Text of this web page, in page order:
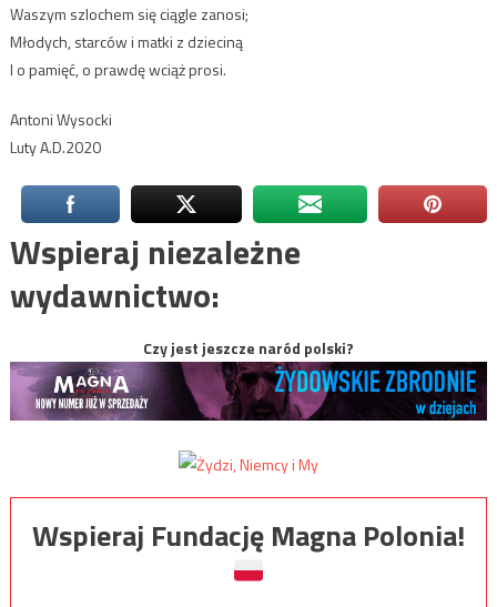
Waszym szlochem się ciągle zanosi;
Młodych, starców i matki z dzieciną
I o pamięć, o prawdę wciąż prosi.
Antoni Wysocki
Luty A.D.2020
Wspieraj niezależne
wydawnictwo:
Czy jest jeszcze naród polski?
Wspieraj Fundację Magna Polonia!